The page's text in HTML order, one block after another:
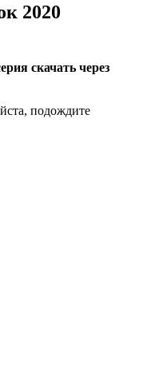
2020
скачать через
подождите